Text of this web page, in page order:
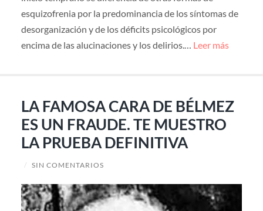
esquizofrenia por la predominancia de los síntomas de
desorganización y de los déficits psicológicos por
encima de las alucinaciones y los delirios.… Leer más
LA FAMOSA CARA DE BÉLMEZ
ES UN FRAUDE. TE MUESTRO
LA PRUEBA DEFINITIVA
/ SIN COMENTARIOS